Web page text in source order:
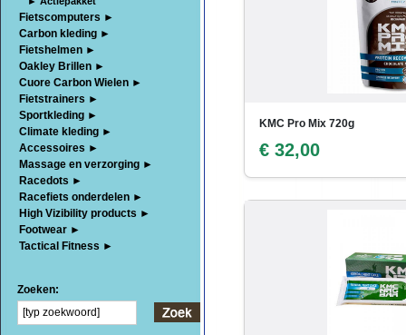
Fietscomputers ►
Carbon kleding ►
Fietshelmen ►
Oakley Brillen ►
Cuore Carbon Wielen ►
Fietstrainers ►
Sportkleding ►
Climate kleding ►
Accessoires ►
Massage en verzorging ►
Racedots ►
Racefiets onderdelen ►
High Vizibility products ►
Footwear ►
Tactical Fitness ►
Zoeken:
KMC Pro Mix 720g
€ 32,00